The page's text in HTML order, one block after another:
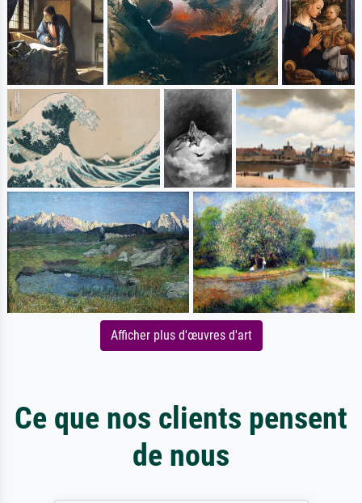
Afficher plus d'œuvres d'art
Ce que nos clients pensent
de nous